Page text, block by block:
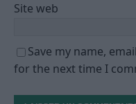
Site web
Save my name,
for the next time I